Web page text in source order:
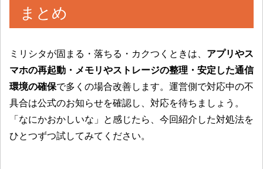
まとめ
ミリシタが固まる・落ちる・カクつくときは、 アプリやス
マホの再起動・メモリやストレージの整理・安定した通信
環境の確保で多くの場合改善します。運営側で対応中の不
具合は公式のお知らせを確認し、対応を待ちましょう。
「なにかおかしいな」と感じたら、今回紹介した対処法を
ひとつずつ試してみてください。